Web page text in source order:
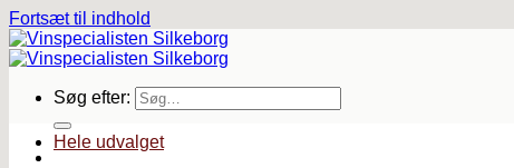
Fortsæt til indhold
Søg efter:
Hele udvalget